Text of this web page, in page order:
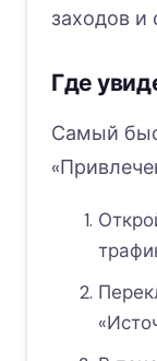
заходов и
Где
Самый